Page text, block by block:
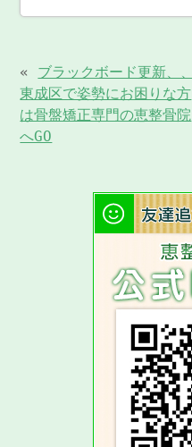
« ブラックボード更新、、
東成区で姿勢にお困りな方
は骨盤矯正専門の恵整骨院
へGO